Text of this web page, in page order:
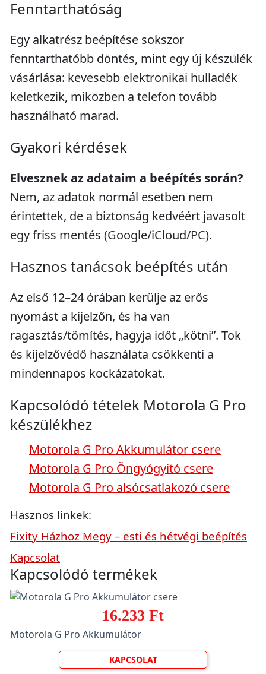
Fenntarthatóság
Egy alkatrész beépítése sokszor
fenntarthatóbb döntés, mint egy új készülék
vásárlása: kevesebb elektronikai hulladék
keletkezik, miközben a telefon tovább
használható marad.
Gyakori kérdések
Elvesznek az adataim a beépítés során?
Nem, az adatok normál esetben nem
érintettek, de a biztonság kedvéért javasolt
egy friss mentés (Google/iCloud/PC).
Hasznos tanácsok beépítés után
Az első 12–24 órában kerülje az erős
nyomást a kijelzőn, és ha van
ragasztás/tömítés, hagyja időt „kötni”. Tok
és kijelzővédő használata csökkenti a
mindennapos kockázatokat.
Kapcsolódó tételek Motorola G Pro
készülékhez
Motorola G Pro Akkumulátor csere
Motorola G Pro Öngyógyitó csere
Motorola G Pro alsócsatlakozó csere
Hasznos linkek:
Fixity Házhoz Megy – esti és hétvégi beépítés
Kapcsolat
Kapcsolódó termékek
16.233 Ft
Motorola G Pro Akkumulátor
KAPCSOLAT